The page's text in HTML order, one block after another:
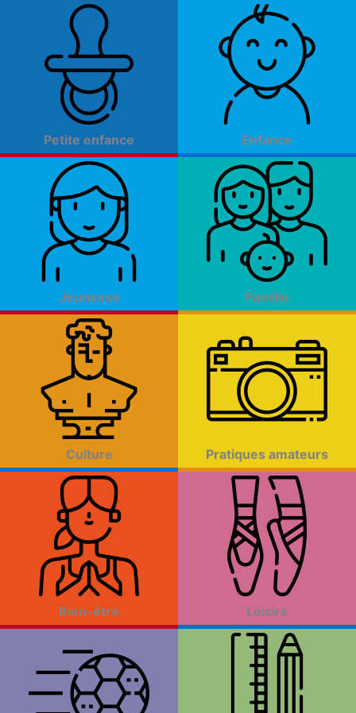
Petite enfance Enfance
Jeunesse Famille
Culture Pratiques amateurs
Bien-être Loisirs